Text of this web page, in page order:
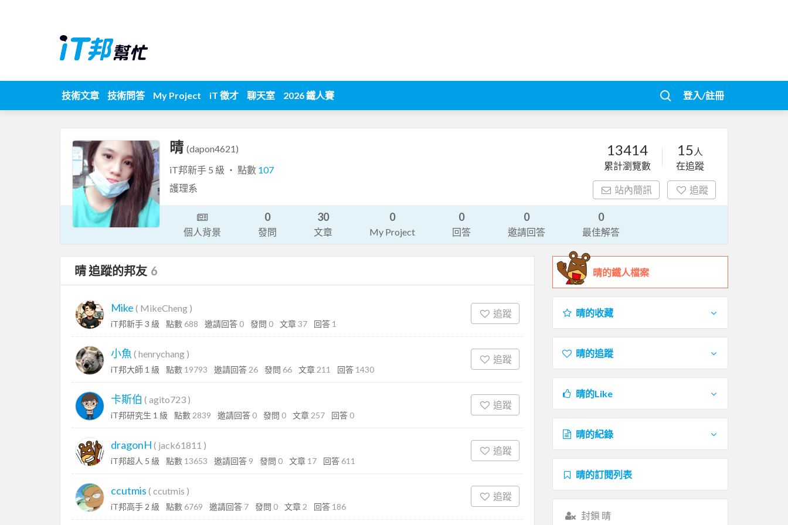
技術文章 技術問答 My Project iT 徵才 聊天室 2026 鐵人賽 登入/註冊
晴 (dapon4621)
iT邦新手 5 級 ‧ 點數 107
護理系
13414
累計瀏覽數
15 人
在追蹤
站內簡訊 追蹤
個人背景
0
發問
30
文章
0
My Project
0
回答
0
邀請回答
0
最佳解答
晴 追蹤的邦友 6
Mike ( MikeCheng )
iT邦新手 3 級 點數 688 邀請回答 0 發問 0 文章37 回答 1
追蹤
小魚 ( henrychang )
iT邦大師 1 級 點數 19793 邀請回答 26 發問 66 文章 211 回答 1430
追蹤
卡斯伯 ( agito723 )
iT邦研究生 1 級 點數 2839 邀請回答 0 發問 0 文章 257 回答 0
追蹤
dragonH ( jack61811 )
iT邦超人 5 級 點數 13653 邀請回答 9 發問 0 文章 17 回答 611
追蹤
ccutmis ( ccutmis )
iT邦高手 2 級 點數 6769 邀請回答 7 發問 0 文章 2 回答 186
追蹤
晴的鐵人檔案
晴的收藏
晴的追蹤
晴的Like
晴的紀錄
晴的訂閱列表
封鎖 晴